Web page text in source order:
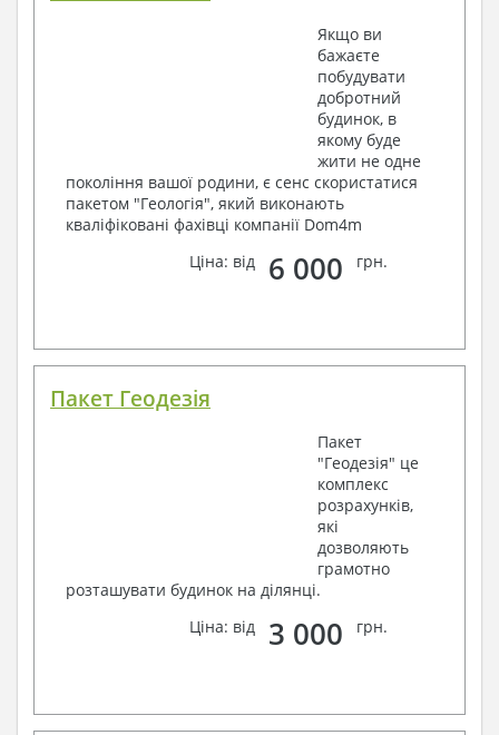
Якщо ви
бажаєте
побудувати
добротний
будинок, в
якому буде
жити не одне
покоління вашої родини, є сенс скористатися
пакетом "Геологія", який виконають
кваліфіковані фахівці компанії Dom4m
Ціна: від
6 000 грн.
Пакет Геодезія
Пакет
"Геодезія" це
комплекс
розрахунків,
які
дозволяють
грамотно
розташувати будинок на ділянці.
Ціна: від
3 000 грн.